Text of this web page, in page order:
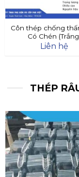
Côn thép chống
Có Chén
Liên hệ
THÉP